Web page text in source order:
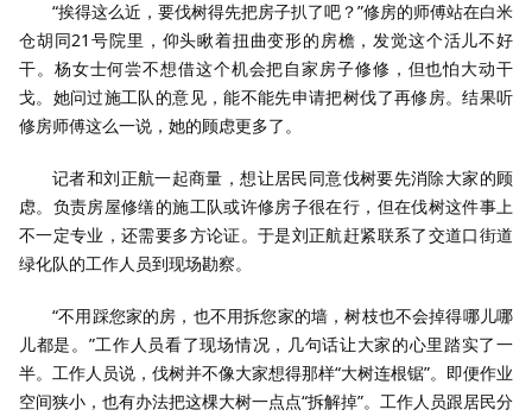
“挨得这么近，要伐树得先把房子扒了吧？”修房的师傅站在白米
仓胡同21号院里，仰头瞅着扭曲变形的房檐，发觉这个活儿不好
干。杨女士何尝不想借这个机会把自家房子修修，但也怕大动干
戈。她问过施工队的意见，能不能先申请把树伐了再修房。结果听
修房师傅这么一说，她的顾虑更多了。
记者和刘正航一起商量，想让居民同意伐树要先消除大家的顾
虑。负责房屋修缮的施工队或许修房子很在行，但在伐树这件事上
不一定专业，还需要多方论证。于是刘正航赶紧联系了交道口街道
绿化队的工作人员到现场勘察。
“不用踩您家的房，也不用拆您家的墙，树枝也不会掉得哪儿哪
儿都是。”工作人员看了现场情况，几句话让大家的心里踏实了一
半。工作人员说，伐树并不像大家想得那样“大树连根锯”。即便作业
空间狭小，也有办法把这棵大树一点点“拆解掉”。工作人员跟居民分